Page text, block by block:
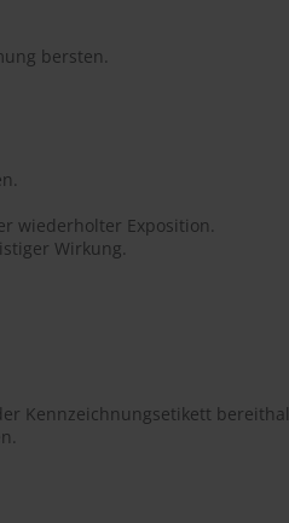
bersten.
wiederholter Exposition.
Wirkung.
Kennzeichnungsetikett